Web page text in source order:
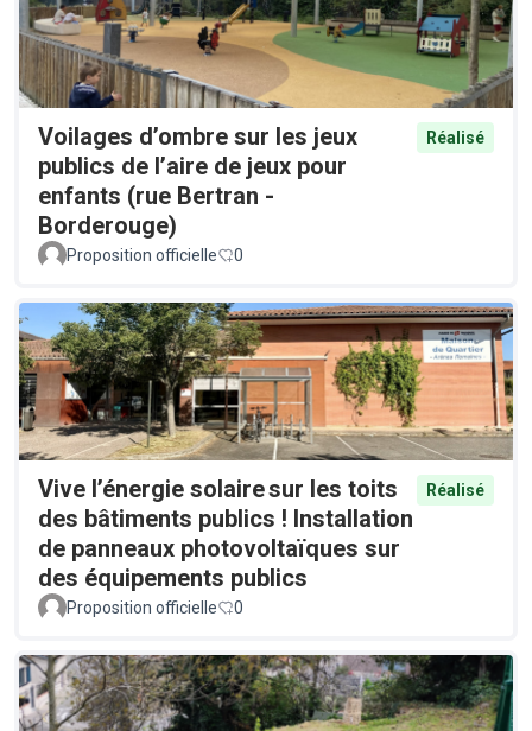
Voilages d’ombre sur les jeux
publics de l’aire de jeux pour
enfants (rue Bertran -
Borderouge)
Réalisé
Proposition officielle 0
Vive l’énergie solaire sur les toits
des bâtiments publics ! Installation
de panneaux photovoltaïques sur
des équipements publics
Réalisé
Proposition officielle 0